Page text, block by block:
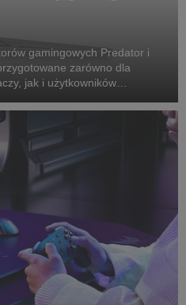
gamingowych Predator i
zarówno dla
jak i użytkowników
monitory z ob...